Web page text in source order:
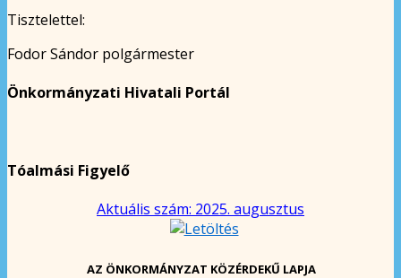
Tisztelettel:
Fodor Sándor polgármester
Önkormányzati Hivatali Portál
Tóalmási Figyelő
Aktuális szám: 2025. augusztus
AZ ÖNKORMÁNYZAT KÖZÉRDEKŰ LAPJA